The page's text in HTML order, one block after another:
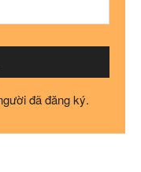
đã đăng ký.